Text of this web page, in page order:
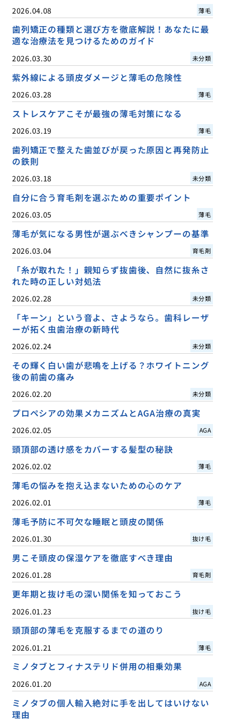
2026.04.08 薄毛
歯列矯正の種類と選び方を徹底解説！あなたに最
適な治療法を見つけるためのガイド
2026.03.30 未分類
紫外線による頭皮ダメージと薄毛の危険性
2026.03.28 薄毛
ストレスケアこそが最強の薄毛対策になる
2026.03.19 薄毛
歯列矯正で整えた歯並びが戻った原因と再発防止
の鉄則
2026.03.18 未分類
自分に合う育毛剤を選ぶための重要ポイント
2026.03.05 薄毛
薄毛が気になる男性が選ぶべきシャンプーの基準
2026.03.04 育毛剤
「糸が取れた！」親知らず抜歯後、自然に抜糸さ
れた時の正しい対処法
2026.02.28 未分類
「キーン」という音よ、さようなら。歯科レーザ
ーが拓く虫歯治療の新時代
2026.02.24 未分類
その輝く白い歯が悲鳴を上げる？ホワイトニング
後の前歯の痛み
2026.02.20 未分類
プロペシアの効果メカニズムとAGA治療の真実
2026.02.05 AGA
頭頂部の透け感をカバーする髪型の秘訣
2026.02.02 薄毛
薄毛の悩みを抱え込まないための心のケア
2026.02.01 薄毛
薄毛予防に不可欠な睡眠と頭皮の関係
2026.01.30 抜け毛
男こそ頭皮の保湿ケアを徹底すべき理由
2026.01.28 育毛剤
更年期と抜け毛の深い関係を知っておこう
2026.01.23 抜け毛
頭頂部の薄毛を克服するまでの道のり
2026.01.21 薄毛
ミノタブとフィナステリド併用の相乗効果
2026.01.20 AGA
ミノタブの個人輸入絶対に手を出してはいけない
理由